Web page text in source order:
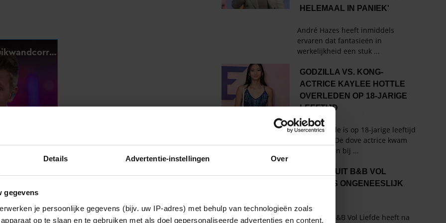
Details Advertentie-instellingen Over
gegevens
je persoonlijke gegevens (bijv. uw IP-adres) met behulp van technologieën zoals
op te slaan en te gebruiken met als doel gepersonaliseerde advertenties en content,
kilo’s, is vooral zijn energie. ‘Mijn energie. Ik